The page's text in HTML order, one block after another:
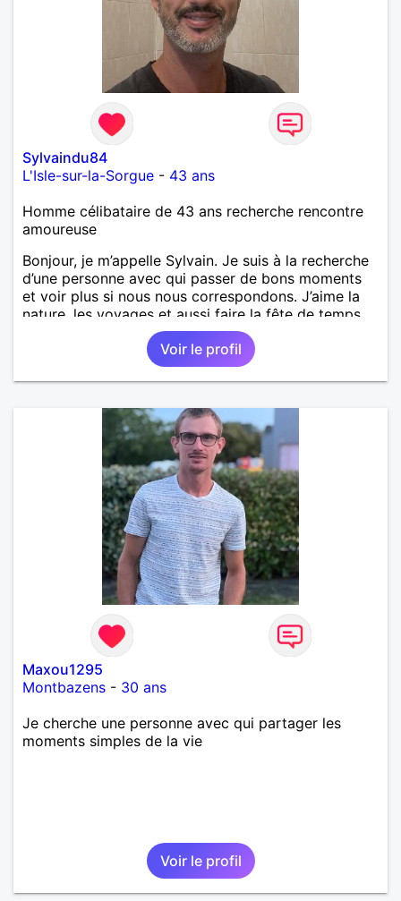
Sylvaindu84
L'Isle-sur-la-Sorgue - 43 ans
Homme célibataire de 43 ans recherche rencontre
amoureuse
Bonjour, je m’appelle Sylvain. Je suis à la recherche
d’une personne avec qui passer de bons moments
et voir plus si nous nous correspondons. J’aime la
nature, les voyages et aussi faire la fête de temps
en temps ;-)Je suis papa d’un petit garçon de 7 ans
dont je m’occupe en garde alternée. J’aime à peu
près tous les styles de musique. (Oui je suis pas
trop fan de Jul). Je fais du sport pour garder la
pense en tout cas 😂)
Voir le profil
Maxou1295
Montbazens - 30 ans
Je cherche une personne avec qui partager les
moments simples de la vie
Voir le profil